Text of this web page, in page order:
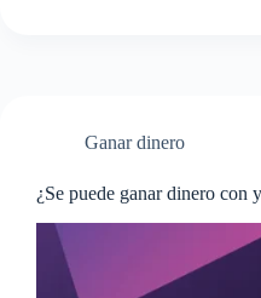
Ganar dinero
¿Se puede ganar dinero con